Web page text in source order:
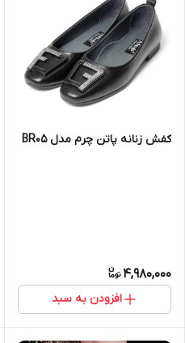
کفش زنانه پاتن چرم مدل BR05
4,980,000
افزودن به سبد